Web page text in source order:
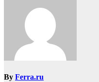
By Ferra.ru